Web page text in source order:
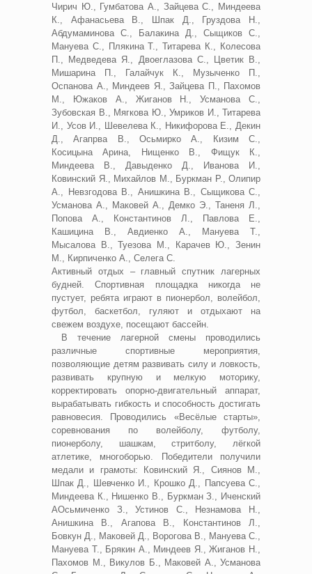
Чирич Ю., Гумбатова А., Зайцева С., Миндеева
К., Афанасьева В., Шпак Д., Груздова Н.,
Абдумаминова С., Балакина Д., Сыщиков С.,
Мануева С., Плякина Т., Титарева К., Колесова
П., Медведева Я., Двоеглазова С., Цветик В.,
Мишарина П., Галайчук К., Музыченко П.,
Оспанова А., Миндеев Я., Зайцева П., Пахомов
М., Южаков А., Жиганов Н., Усманова С.,
Зубовская В., Мягкова Ю., Умриков И., Титарева
И., Усов И., Шевелева К., Никифорова Е., Декин
Д., Агапрва В., Осьмирко А., Кизим С.,
Косицына Арина, Нищенко В., Фищук К.,
Миндеева В., Давыденко Д., Иванова И.,
Ковинский Я., Михайлов М., Буркман Р., Олипир
А., Невзгодова В., Анишкина В., Сыщикова С.,
Усманова А., Маковей А., Демко Э., Таненя Л.,
Попова А., Константинов Л., Павлова Е.,
Кашицина В., Авдиенко А., Мануева Т.,
Мысалова В., Туезова М., Карачев Ю., Зенин
М., Кирпиченко А., Селега С.
Активный отдых – главный спутник лагерных
будней. Спортивная площадка никогда не
пустует, ребята играют в пионербол, волейбол,
футбол, баскетбол, гуляют и отдыхают на
свежем воздухе, посещают бассейн.
В течение лагерной смены проводились
различные спортивные мероприятия,
позволяющие детям развивать силу и ловкость,
развивать крупную и мелкую моторику,
корректировать опорно-двигательный аппарат,
вырабатывать гибкость и способность достигать
равновесия. Проводились «Весёлые старты»,
соревнования по волейболу, футболу,
пионерболу, шашкам, стритболу, лёгкой
атлетике, многоборью. Победители получили
медали и грамоты: Ковинский Я., Сиянов М.,
Шпак Д., Шевченко И., Крошко Д., Папсуева С.,
Миндеева К., Нишенко В., Буркман З., Иченский
АОсьмиченко З., Устинов С., Незнамова Н.,
Анишкина В., Агапова В., Константинов Л.,
Бовкун Д., Маковей Д., Ворогова В., Мануева С.,
Мануева Т., Брякин А., Миндеев Я., Жиганов Н.,
Пахомов М., Викулов Б., Маковей А., Усманова